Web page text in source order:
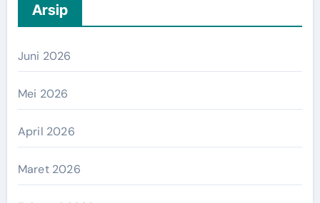
Arsip
Juni 2026
Mei 2026
April 2026
Maret 2026